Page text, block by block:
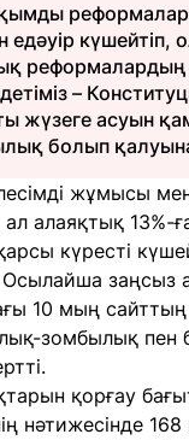
күшейтіп,
реформалардың
–
жүзеге асуын
болып
жұмысы
алаяқтық 13%-
қарсы күресті
заңсыз
10 мың
зомбылық
қорғау
нәтижесінде